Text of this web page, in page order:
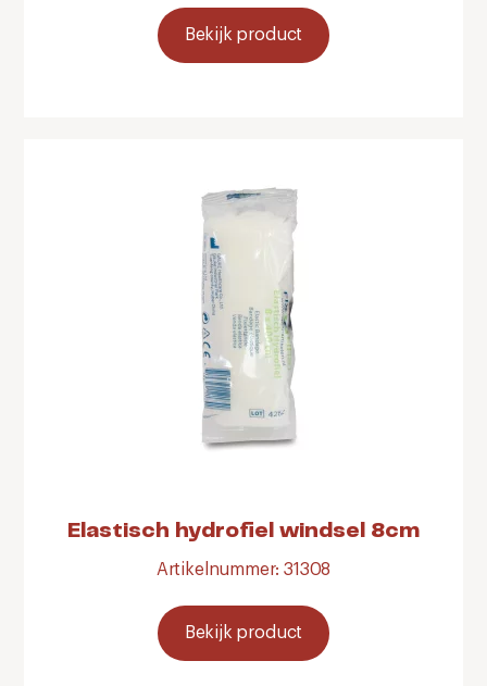
Bekijk product
Elastisch hydrofiel windsel 8cm
Artikelnummer: 31308
Bekijk product